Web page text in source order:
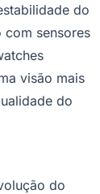
do
sensores
visão mais
do
do